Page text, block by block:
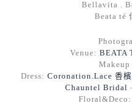
Bellavita .
Beata té
Venue: BEATA
Dress: Coronation.Lace 香
Chauntel Bridal
Floral&Deco: